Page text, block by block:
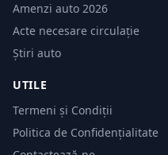
Amenzi auto 2026
Acte necesare circulație
Știri auto
UTILE
Termeni și Condiții
Politica de Confidențialitate